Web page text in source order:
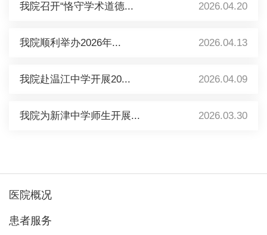
我院召开“恪守学术道德... 2026.04.20
我院顺利举办2026年... 2026.04.13
我院赴温江中学开展20... 2026.04.09
我院为新津中学师生开展... 2026.03.30
医院概况
患者服务